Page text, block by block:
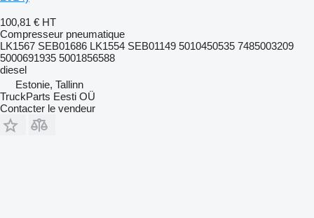
100,81 € HT
Compresseur pneumatique
LK1567 SEB01686 LK1554 SEB01149 5010450535 7485003209
5000691935 5001856588
diesel
Estonie, Tallinn
TruckParts Eesti OÜ
Contacter le vendeur